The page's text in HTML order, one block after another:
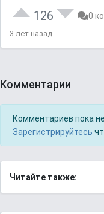
126 0
3 лет назад
Комментарии
Комментариев пока
Зарегистрируйтесь
Читайте также: